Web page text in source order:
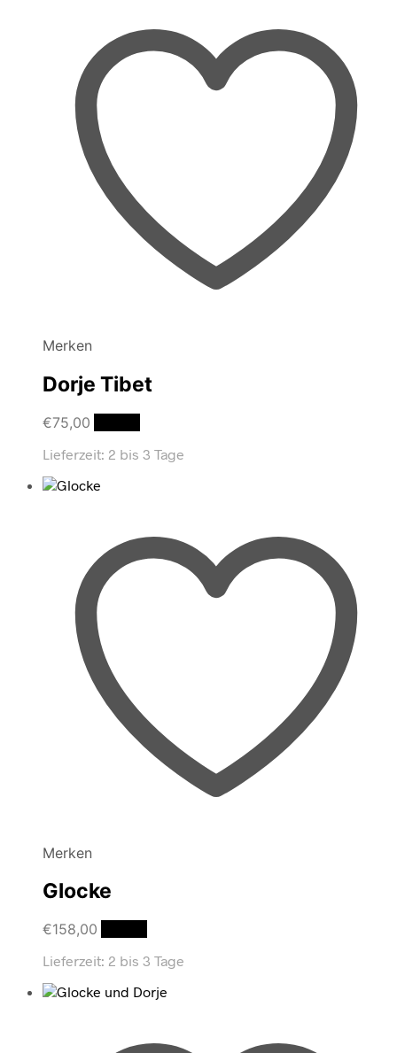
Merken
Dorje Tibet
€75,00
Lieferzeit: 2 bis 3 Tage
Merken
Glocke
€158,00
Lieferzeit: 2 bis 3 Tage